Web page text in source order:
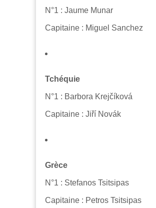
N°1 : Jaume Munar
Capitaine : Miguel Sanchez
Tchéquie
N°1 : Barbora Krejčíková
Capitaine : Jiří Novák
Grèce
N°1 : Stefanos Tsitsipas
Capitaine : Petros Tsitsipas